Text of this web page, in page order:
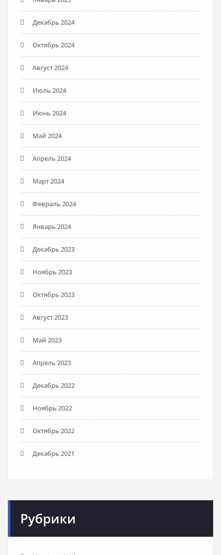
Декабрь 2024
Октябрь 2024
Август 2024
Июль 2024
Июнь 2024
Май 2024
Апрель 2024
Март 2024
Февраль 2024
Январь 2024
Декабрь 2023
Ноябрь 2023
Октябрь 2023
Август 2023
Май 2023
Апрель 2023
Декабрь 2022
Ноябрь 2022
Октябрь 2022
Декабрь 2021
Рубрики